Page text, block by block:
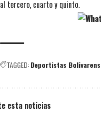
al tercero, cuarto y quinto.
TAGGED:Deportistas
esta noticias